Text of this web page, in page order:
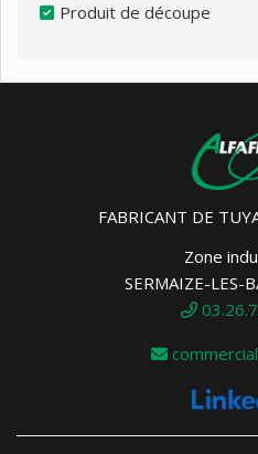
Produit de découpe
FABRICANT DE
Zone
SERMAIZE-LES-